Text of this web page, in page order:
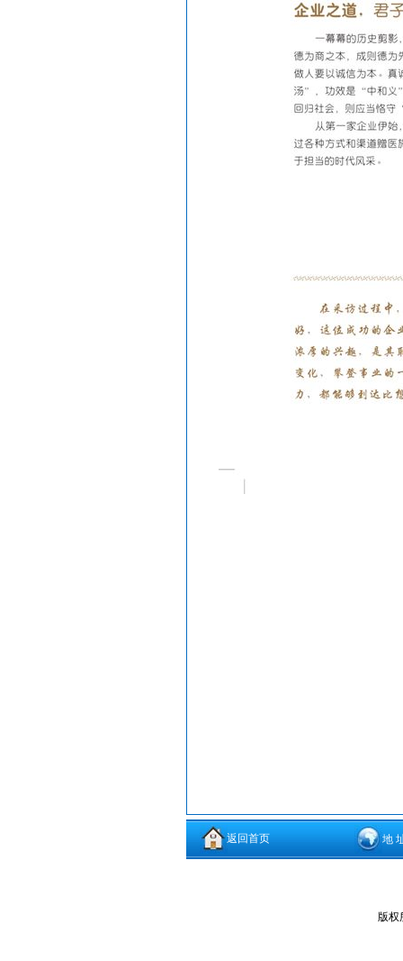
返回首页 地
版权